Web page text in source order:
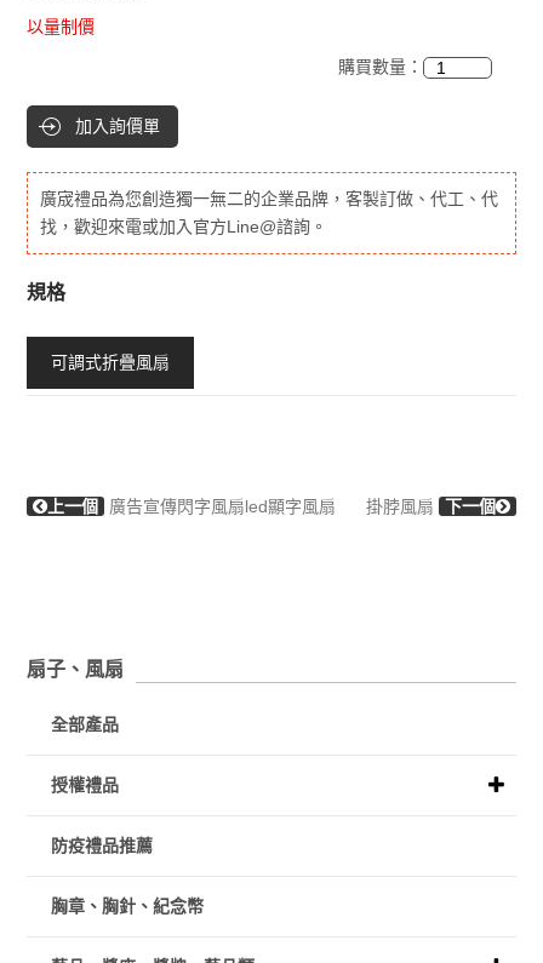
以量制價
購買數量：
加入詢價單
廣宬禮品為您創造獨一無二的企業品牌，客製訂做、代工、代
找，歡迎來電或加入官方Line@諮詢。
規格
可調式折疊風扇
上一個 廣告宣傳閃字風扇led顯字風扇 掛脖風扇 下一個
扇子、風扇
全部產品
授權禮品
防疫禮品推薦
胸章、胸針、紀念幣